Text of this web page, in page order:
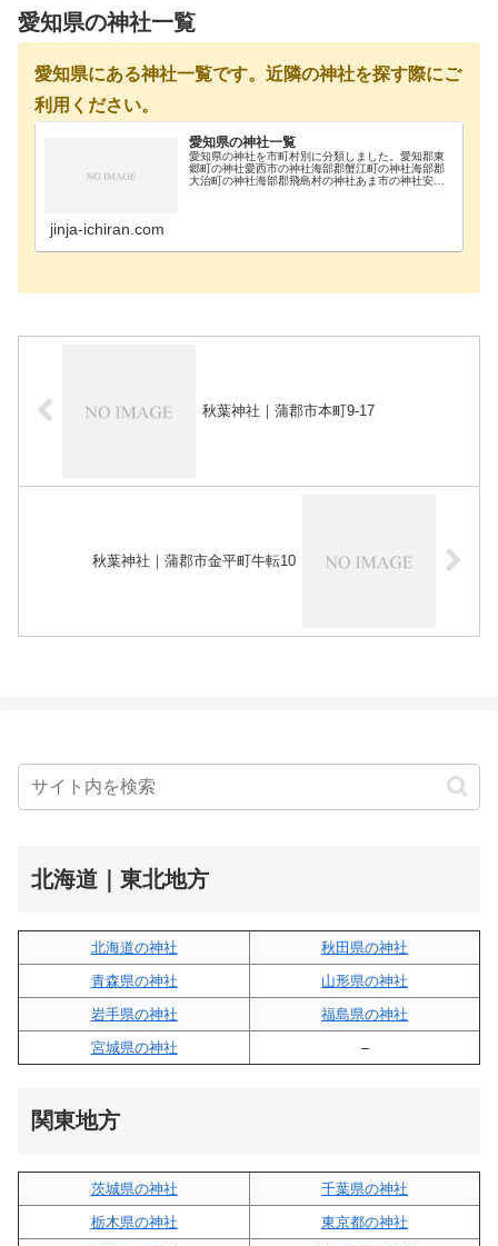
愛知県の神社一覧
愛知県にある神社一覧です。近隣の神社を探す際にご
利用ください。
愛知県の神社一覧
愛知県の神社を市町村別に分類しました。愛知郡東
郷町の神社愛西市の神社海部郡蟹江町の神社海部郡
大治町の神社海部郡飛島村の神社あま市の神社安城
jinja-ichiran.com
秋葉神社｜蒲郡市本町9-17
秋葉神社｜蒲郡市金平町牛転10
北海道｜東北地方
北海道の神社
秋田県の神社
青森県の神社
山形県の神社
岩手県の神社
福島県の神社
宮城県の神社
–
関東地方
茨城県の神社
千葉県の神社
栃木県の神社
東京都の神社